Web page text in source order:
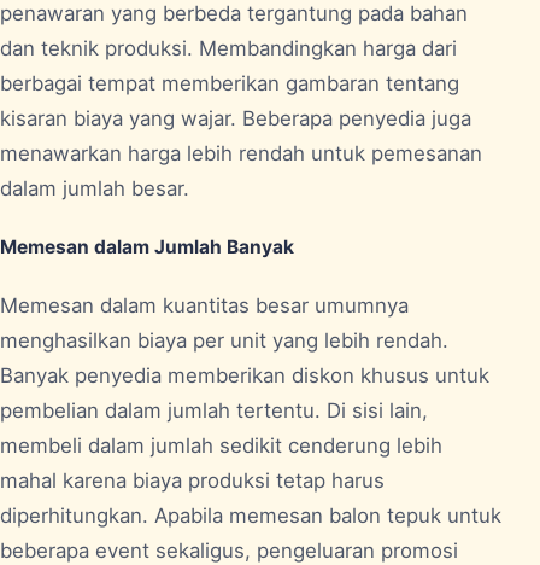
penawaran yang berbeda tergantung pada bahan
dan teknik produksi. Membandingkan harga dari
berbagai tempat memberikan gambaran tentang
kisaran biaya yang wajar. Beberapa penyedia juga
menawarkan harga lebih rendah untuk pemesanan
dalam jumlah besar.
Memesan dalam Jumlah Banyak
Memesan dalam kuantitas besar umumnya
menghasilkan biaya per unit yang lebih rendah.
Banyak penyedia memberikan diskon khusus untuk
pembelian dalam jumlah tertentu. Di sisi lain,
membeli dalam jumlah sedikit cenderung lebih
mahal karena biaya produksi tetap harus
diperhitungkan. Apabila memesan balon tepuk untuk
beberapa event sekaligus, pengeluaran promosi